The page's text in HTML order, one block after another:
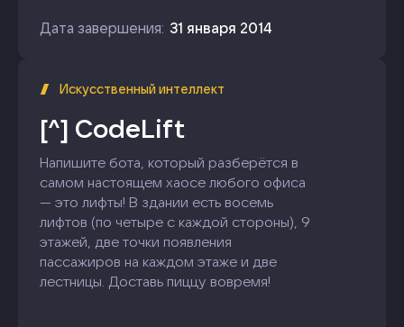
Дата завершения: 31 января 2014
Искусственный интеллект
[^] CodeLift
Напишите бота, который разберётся в
самом настоящем хаосе любого офиса
— это лифты! В здании есть восемь
лифтов (по четыре с каждой стороны), 9
этажей, две точки появления
пассажиров на каждом этаже и две
лестницы. Доставь пиццу вовремя!